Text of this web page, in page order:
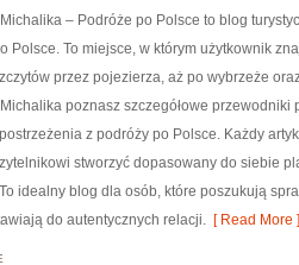
– Podróże po Polsce to blog
Polsce. To miejsce, w którym użytkownik
przez pojezierza, aż po wybrzeże
poznasz szczegółowe
z podróży po Polsce. Każdy
stworzyć dopasowany do siebie
idealny blog dla osób, które poszukują
do autentycznych relacji. [ Read More ]